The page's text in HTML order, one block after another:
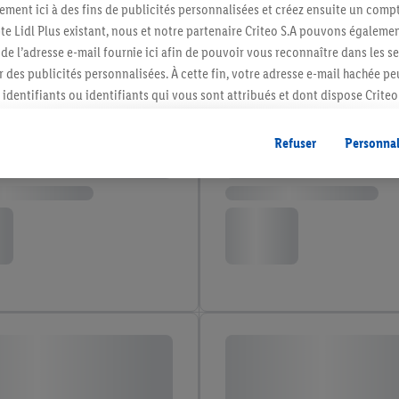
ici à des fins de publicités personnalisées et créez ensuite un
Lidl Plus existant, nous et notre partenaire Criteo S.A pouvons
l’adresse e-mail fournie ici afin de pouvoir vous reconnaître dans les
publicités personnalisées. À cette fin, votre adresse e-mail hachée
identifiants ou identifiants qui vous sont attribués et dont dispose Criteo
(par exemple en plaçant le produit dans un panier d’un webshop
être affichées sur plusieurs apppareils et plusieurs services de Lidl si
peuvent vous être attribués en utilisant votre adresse e-mail hachée et,
Refuser